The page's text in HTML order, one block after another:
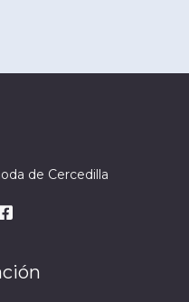
de Cercedilla